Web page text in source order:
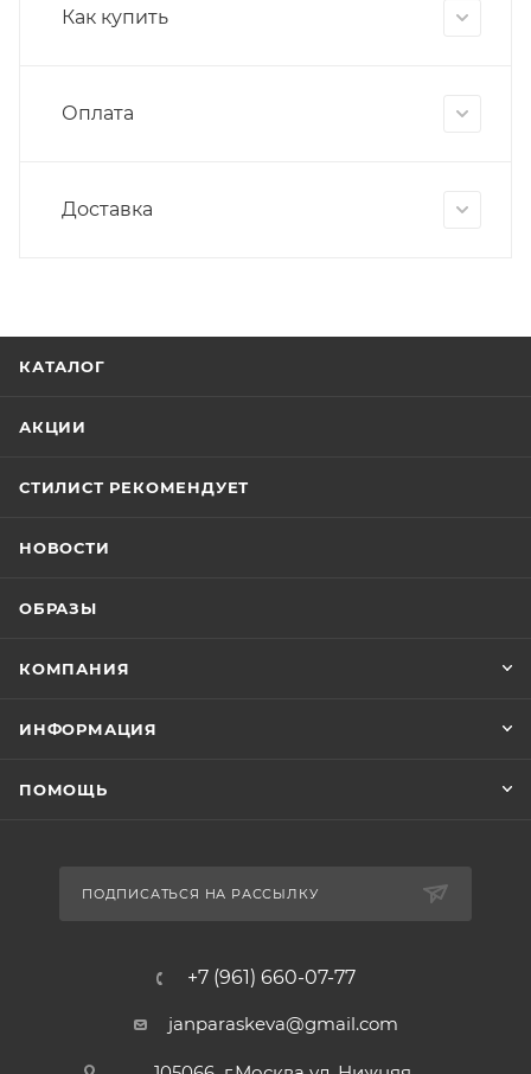
Как купить
Оплата
Доставка
КАТАЛОГ
АКЦИИ
СТИЛИСТ РЕКОМЕНДУЕТ
НОВОСТИ
ОБРАЗЫ
КОМПАНИЯ
ИНФОРМАЦИЯ
ПОМОЩЬ
ПОДПИСАТЬСЯ НА РАССЫЛКУ
+7 (961) 660-07-77
janparaskeva@gmail.com